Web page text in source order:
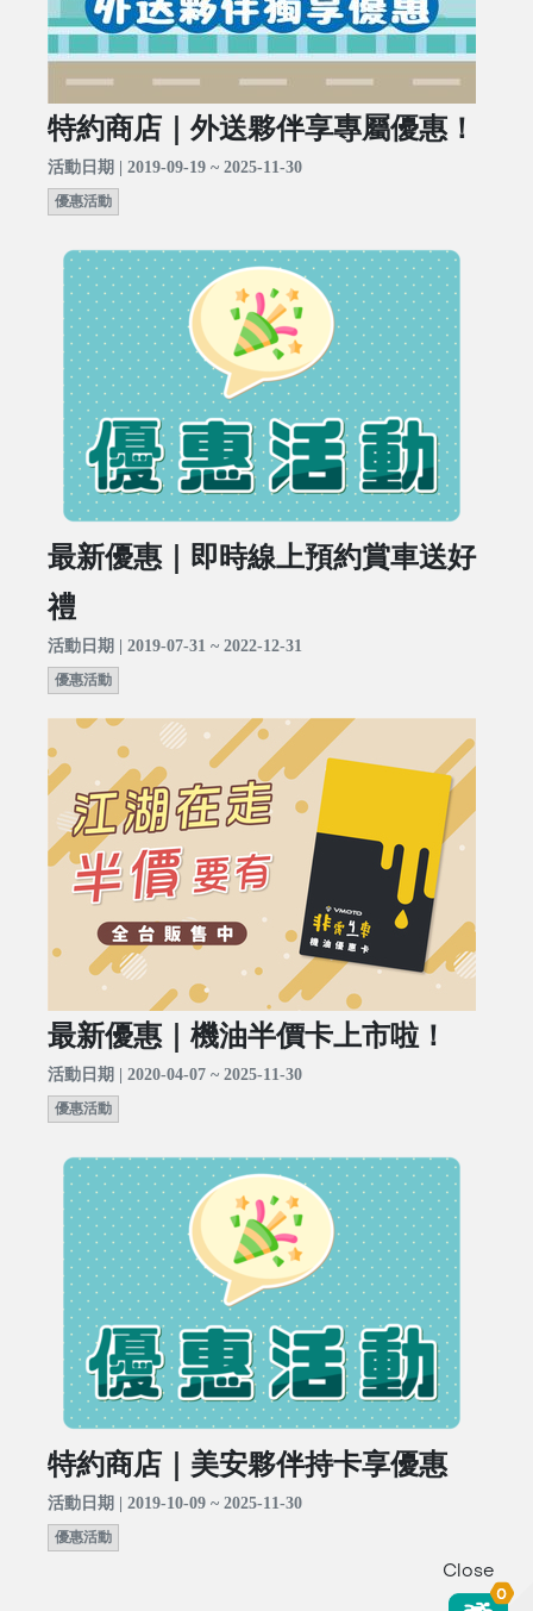
特約商店｜外送夥伴享專屬優惠！
活動日期 | 2019-09-19 ~ 2025-11-30
優惠活動
最新優惠｜即時線上預約賞車送好
禮
活動日期 | 2019-07-31 ~ 2022-12-31
優惠活動
最新優惠｜機油半價卡上市啦！
活動日期 | 2020-04-07 ~ 2025-11-30
優惠活動
特約商店｜美安夥伴持卡享優惠
活動日期 | 2019-10-09 ~ 2025-11-30
優惠活動
Close
0